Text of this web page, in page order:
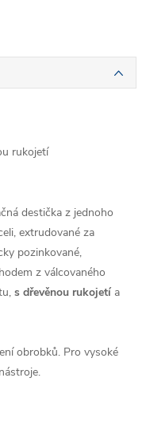
rukojetí
destička z jednoho
extrudované za
pozinkované,
z válcovaného
s dřevěnou rukojetí a
obrobků. Pro vysoké